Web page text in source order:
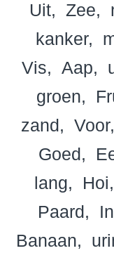
Uit Zee
kanker
Vis
Aap
groen
zand
Voor
Goed
lang
Hoi
Paard
Banaan